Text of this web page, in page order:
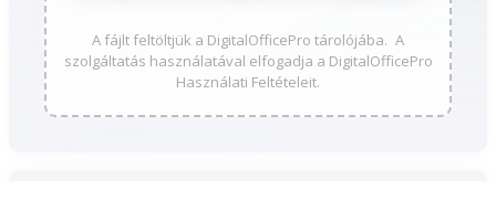
A fájlt feltöltjük a DigitalOfficePro tárolójába. A
szolgáltatás használatával elfogadja a DigitalOfficePro
Használati Feltételeit.